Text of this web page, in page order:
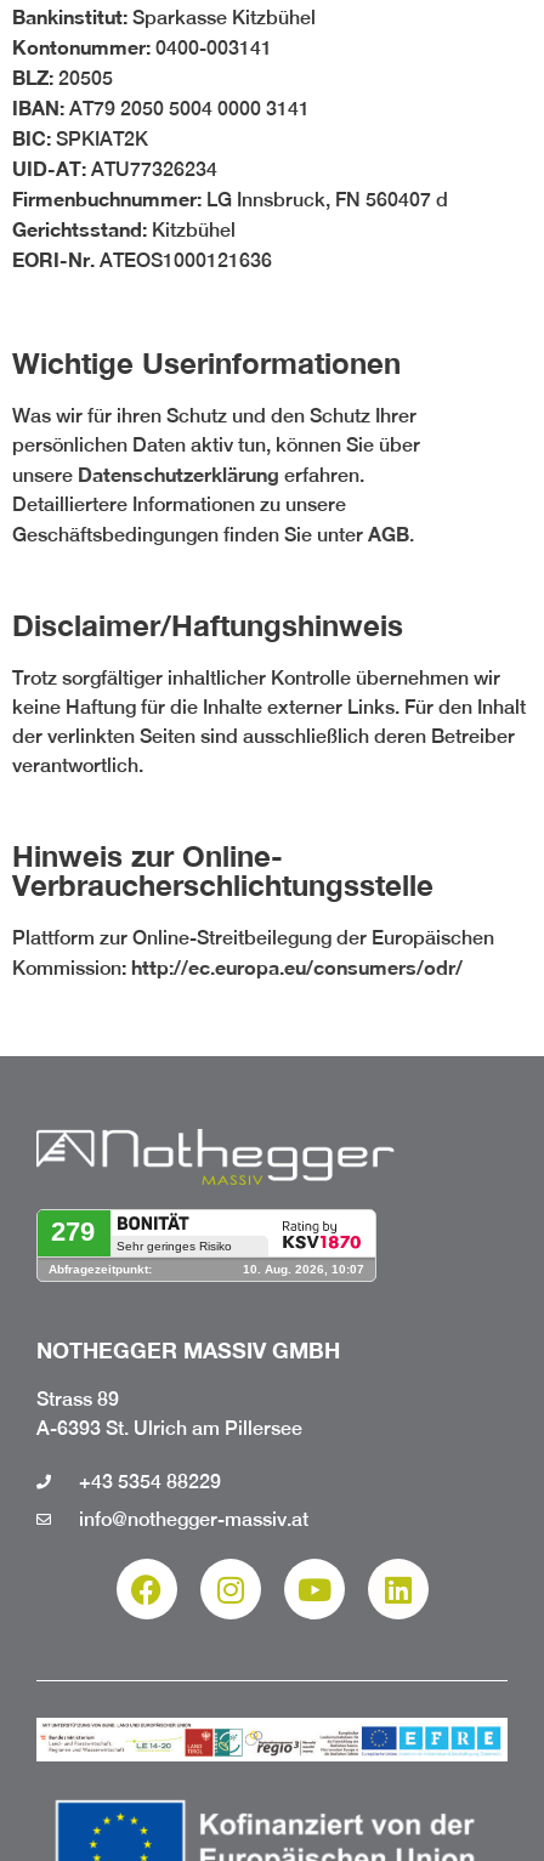
Bankinstitut: Sparkasse Kitzbühel
Kontonummer: 0400-003141
BLZ: 20505
IBAN: AT79 2050 5004 0000 3141
BIC: SPKIAT2K
UID-AT: ATU77326234
Firmenbuchnummer: LG Innsbruck, FN 560407 d
Gerichtsstand: Kitzbühel
EORI-Nr. ATEOS1000121636
Wichtige Userinformationen
Was wir für ihren Schutz und den Schutz Ihrer
persönlichen Daten aktiv tun, können Sie über
unsere Datenschutzerklärung erfahren.
Detailliertere Informationen zu unsere
Geschäftsbedingungen finden Sie unter AGB.
Disclaimer/Haftungshinweis
Trotz sorgfältiger inhaltlicher Kontrolle übernehmen wir
keine Haftung für die Inhalte externer Links. Für den Inhalt
der verlinkten Seiten sind ausschließlich deren Betreiber
verantwortlich.
Hinweis zur Online-
Verbraucherschlichtungsstelle
Plattform zur Online-Streitbeilegung der Europäischen
Kommission: http://ec.europa.eu/consumers/odr/
NOTHEGGER MASSIV GMBH
Strass 89
A-6393 St. Ulrich am Pillersee
+43 5354 88229
info@nothegger-massiv.at